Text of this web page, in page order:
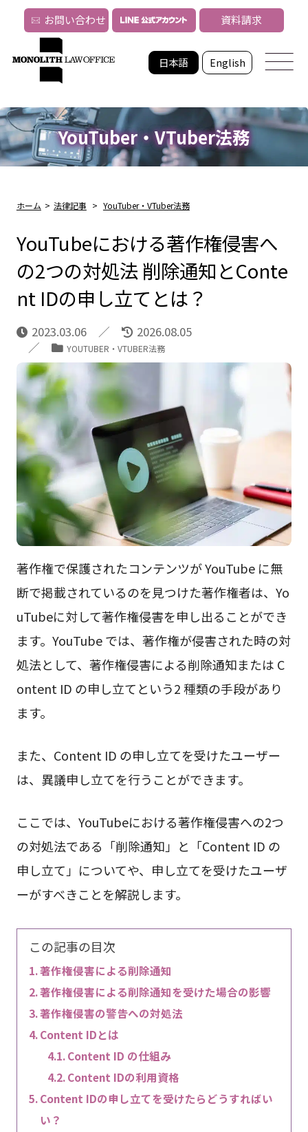
日本語 English
お問い合わせ 資料請求
YouTuber・VTuber法務
ホーム > 法律記事 > YouTuber・VTuber法務
YouTubeにおける著作権侵害へ
の2つの対処法 削除通知とConte
nt IDの申し立てとは？
2023.03.06 2026.08.05
YOUTUBER・VTUBER法務
著作権で保護されたコンテンツが YouTube に無
断で掲載されているのを見つけた著作権者は、Yo
uTubeに対して著作権侵害を申し出ることができ
ます。YouTube では、著作権が侵害された時の対
処法として、著作権侵害による削除通知または C
ontent ID の申し立てという2 種類の手段があり
ます。
また、Content ID の申し立てを受けたユーザー
は、異議申し立てを行うことができます。
ここでは、YouTubeにおける著作権侵害への2つ
の対処法である「削除通知」と「Content ID の
申し立て」についてや、申し立てを受けたユーザ
ーがすべきことを解説します。
この記事の目次
著作権侵害による削除通知
著作権侵害による削除通知を受けた場合の影響
著作権侵害の警告への対処法
Content IDとは
Content ID の仕組み
Content IDの利用資格
Content IDの申し立てを受けたらどうすればい
い？